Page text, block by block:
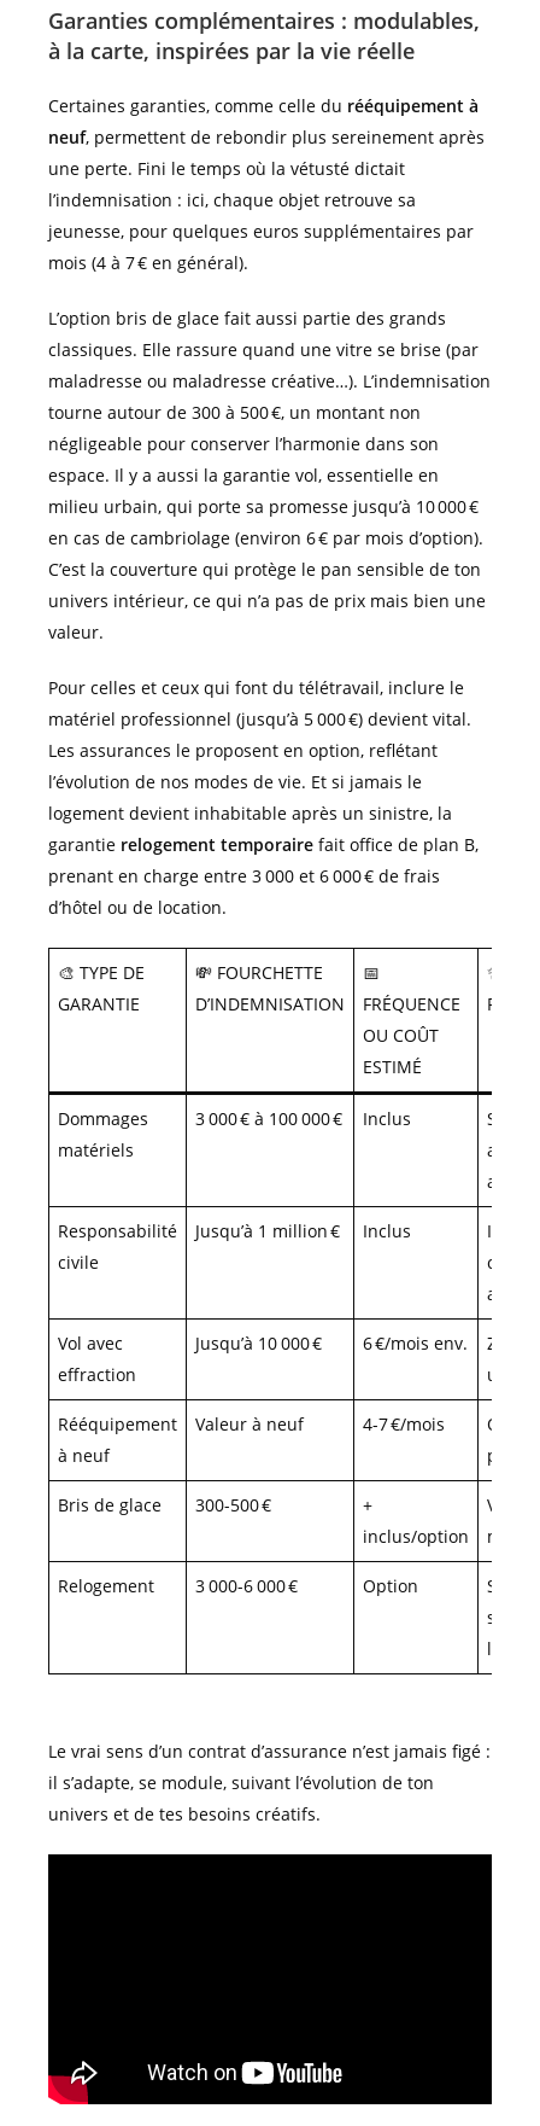
Garanties complémentaires : modulables,
à la carte, inspirées par la vie réelle
Certaines garanties, comme celle du rééquipement à
neuf, permettent de rebondir plus sereinement après
une perte. Fini le temps où la vétusté dictait
l’indemnisation : ici, chaque objet retrouve sa
jeunesse, pour quelques euros supplémentaires par
mois (4 à 7 € en général).
L’option bris de glace fait aussi partie des grands
classiques. Elle rassure quand une vitre se brise (par
maladresse ou maladresse créative…). L’indemnisation
tourne autour de 300 à 500 €, un montant non
négligeable pour conserver l’harmonie dans son
espace. Il y a aussi la garantie vol, essentielle en
milieu urbain, qui porte sa promesse jusqu’à 10 000 €
en cas de cambriolage (environ 6 € par mois d’option).
C’est la couverture qui protège le pan sensible de ton
univers intérieur, ce qui n’a pas de prix mais bien une
valeur.
Pour celles et ceux qui font du télétravail, inclure le
matériel professionnel (jusqu’à 5 000 €) devient vital.
Les assurances le proposent en option, reflétant
l’évolution de nos modes de vie. Et si jamais le
logement devient inhabitable après un sinistre, la
garantie relogement temporaire fait office de plan B,
prenant en charge entre 3 000 et 6 000 € de frais
d’hôtel ou de location.
🎨 TYPE DE
GARANTIE
💸 FOURCHETTE
D’INDEMNISATION
📅
FRÉQUENCE
OU COÛT
ESTIMÉ
✨
Dommages
matériels
3 000 € à 100 000 € Inclus
atelier
Responsabilité
civile
Jusqu’à 1 million € Inclus
chez
autrui
Vol avec
effraction
Jusqu’à 10 000 € 6 €/mois env.
Zones
Rééquipement
à neuf
Valeur à neuf 4-7 €/mois
Objets
Bris de glace 300-500 €
+
inclus/option
Relogement 3 000-6 000 € Option
Suite
lourd
Le vrai sens d’un contrat d’assurance n’est jamais figé :
il s’adapte, se module, suivant l’évolution de ton
univers et de tes besoins créatifs.